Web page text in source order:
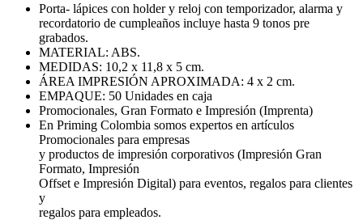
Porta- lápices con holder y reloj con temporizador, alarma y
recordatorio de cumpleaños incluye hasta 9 tonos pre
grabados.
MATERIAL: ABS.
MEDIDAS: 10,2 x 11,8 x 5 cm.
ÁREA IMPRESIÓN APROXIMADA: 4 x 2 cm.
EMPAQUE: 50 Unidades en caja
Promocionales, Gran Formato e Impresión (Imprenta)
En Priming Colombia somos expertos en artículos
Promocionales para empresas
y productos de impresión corporativos (Impresión Gran
Formato, Impresión
Offset e Impresión Digital) para eventos, regalos para clientes
y
regalos para empleados.